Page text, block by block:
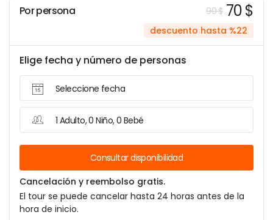
Por persona 90 $ 70 $
descuento hasta %22
Elige fecha y número de personas
Seleccione fecha
1 Adulto, 0 Niño, 0 Bebé
Consultar disponibilidad
Cancelación y reembolso gratis.
El tour se puede cancelar hasta 24 horas antes de la
hora de inicio.